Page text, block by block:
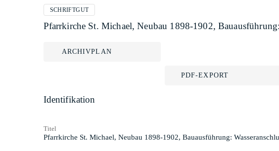
SCHRIFTGUT
Pfarrkirche St. Michael, Neubau 1898-1902, Bauausführung:
ARCHIVPLAN
PDF-EXPORT
Identifikation
Titel
Pfarrkirche St. Michael, Neubau 1898-1902, Bauausführung: